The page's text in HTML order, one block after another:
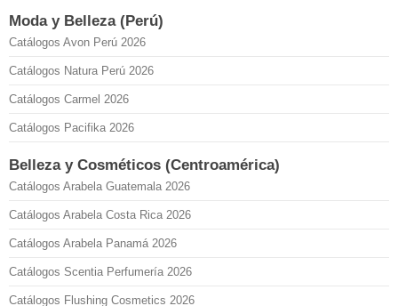
Moda y Belleza (Perú)
Catálogos Avon Perú 2026
Catálogos Natura Perú 2026
Catálogos Carmel 2026
Catálogos Pacifika 2026
Belleza y Cosméticos (Centroamérica)
Catálogos Arabela Guatemala 2026
Catálogos Arabela Costa Rica 2026
Catálogos Arabela Panamá 2026
Catálogos Scentia Perfumería 2026
Catálogos Flushing Cosmetics 2026